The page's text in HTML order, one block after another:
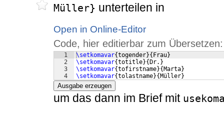
Müller} unterteilen in
Open in Online-Editor
Code, hier editierbar zum Übersetzen:
1
2
3
4
\setkomavar{togender}{ Frau}
\setkomavar{totitle}{ Dr. }
\setkomavar{tofirstname}{ Marta}
\setkomavar{tolastname}{ Müller}
Ausgabe erzeugen
um das dann im Brief mit